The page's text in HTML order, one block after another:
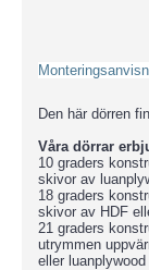
Den här dörren
Våra dörrar
10 graders
skivor av
18 graders
skivor av HDF
21 graders
utrymmen
eller luanplywood